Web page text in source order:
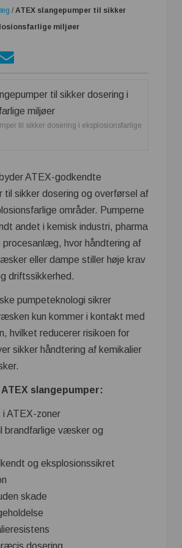
/ ATEX slangepumper til sikker
miljøer
til sikker dosering i eksplosionsfarlige
ATEX-godkendte
til sikker dosering og overførsel af
områder. Pumperne
andet i kemisk industri, pharma
procesanlæg, hvor håndtering af
eller dampe stiller høje krav
driftssikkerhed.
pumpeteknologi sikrer
kun kommer i kontakt med
hvilket reducerer risikoen for
sikker håndtering af kemikalier
slangepumper:
i ATEX-zoner
brandfarlige væsker og
og eksplosionssikret
skade
dosering